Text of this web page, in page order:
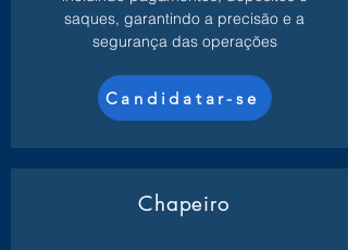
saques, garantindo a precisão e a
segurança das operações
Candidatar-se
Chapeiro